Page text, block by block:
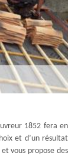
1852 fera en
et d’un résultat
vous propose des